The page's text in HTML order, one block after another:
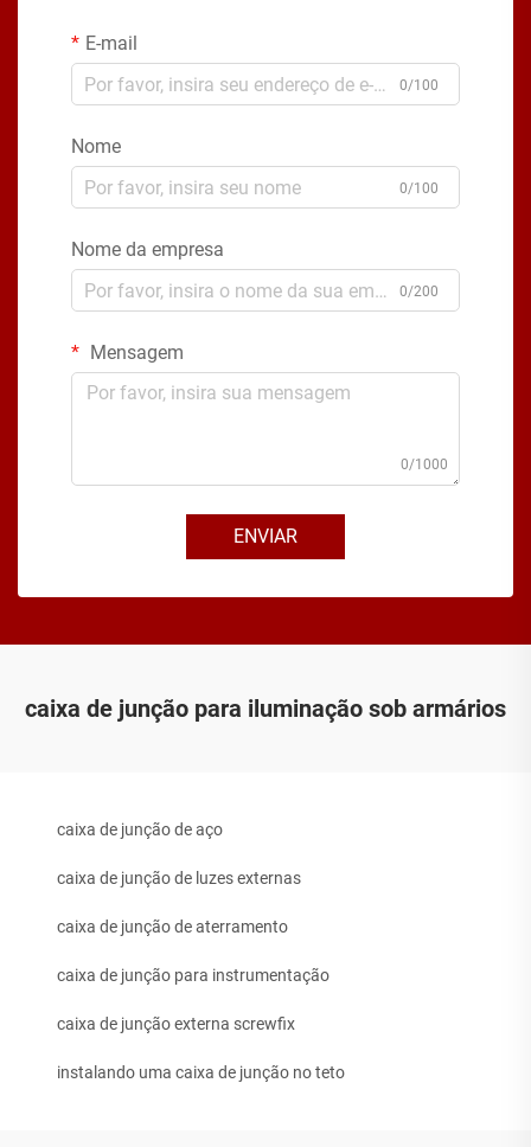
E-mail
0/100
Nome
0/100
Nome da empresa
0/200
Mensagem
0/1000
ENVIAR
caixa de junção para iluminação sob armários
caixa de junção de aço
caixa de junção de luzes externas
caixa de junção de aterramento
caixa de junção para instrumentação
caixa de junção externa screwfix
instalando uma caixa de junção no teto